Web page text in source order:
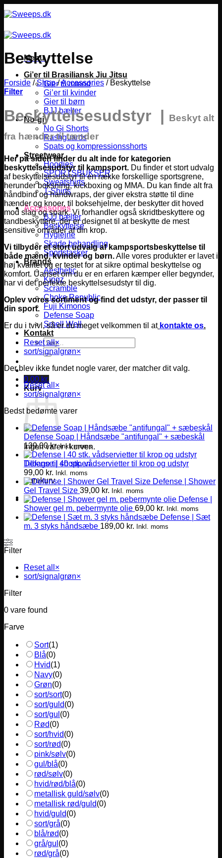
til
Menu
Gi’er til Brasiliansk Jiu Jitsu
Gier til mænd
Gi’er til kvinder
Gier til børn
BJJ bælter
No-gi
No Gi Shorts
Rashguards
Spats og kompressionsshorts
Streetwear
Hoodies
SPORTSBUKSER
Sweatshirts
T-Shirts
Accessories
BJJ bælter
Beskyttelse
Hygiejne
Skade behandling
Sportstasker
Brands
Aesthetic
Kingz
Scramble
Choke Republic
Fuji Kimonos
Defense Soap
Smell Well
Kontakt
Søg
efter:
0,00 kr.
Kurv
Ingen varer i kurven.
Tilbage til shoppen
Varekurv
Beskyttelse
Forside / Shop /Accessories /Beskyttelse
Filter
Beskyttelsesudstyr | Beskyt alt
fra hænder til tænder
Her på siden finder du alt inde for kategorien
beskyttelsesudstyr til kampsport. Du finder et stort udvalg
af beskyttelsesudstyr til en række forskellige sportsgrene,
herunder boksning, kickboxing og MMA. Du kan finde alt fra
håndbind og handwraps, der giver ekstra støtte til dine
hænder og knoer, til boksehjelme, der beskytter dit hoved
mod slag og spark. Vi forhandler også skridtbeskyttere og
tandbeskyttere, der er designet til at beskytte de mest
sensitive områder af din krop.
Vi tilbyder et stort udvalg af kampsportsbeskyttelse til
både mænd, kvinder og børn.Alle vores produkter er lavet i
høj kvalitet og er testet for at sikre optimal beskyttelse og
komfort. Uanset om du er en erfaren kæmper eller begynder,
har vi det perfekte beskyttelsesudstyr til dig.
Oplev vores sortiment og find det udstyr, der passer til
din sport.
Er du i tvivl, så er du meget velkommen til at kontakte os.
Reset all×
sort/signalgrøn×
Der blev ikke fundet nogle varer, der matcher dit valg.
Reset all ×
sort/signalgrøn×
Bedst bedømte varer
Defense Soap | Håndsæbe "antifungal" + sæbeskål
139,00kr. Inkl. moms
Defense | 40 stk. vådservietter til krop og udstyr
99,00 kr. Inkl. moms
Defense | Shower
Gel Travel Size 39,00 kr. Inkl. moms
Defense |
Shower gel m. pebermynte olie 69,00 kr. Inkl. moms
Defense | Sæt
m. 3 styks håndsæbe 189,00 kr. Inkl. moms
Filter
Reset all ×
sort/signalgrøn×
Filter
0 vare found
Farve
Sort(1)
Blå(0)
Hvid(1)
Navy(0)
Grøn(0)
sort/sort(0)
sort/guld(0)
sort/gul (0)
Rød(0)
sort/hvid(0)
sort/rød(0)
pink/sølv(0)
gul/blå(0)
rød/sølv(0)
hvid/rød/blå(0)
metallisk guld/sølv(0)
metallisk rød/guld(0)
hvid/guld(0)
sort/grå(0)
blå/rød(0)
grå/gul (0)
rød/grå(0)